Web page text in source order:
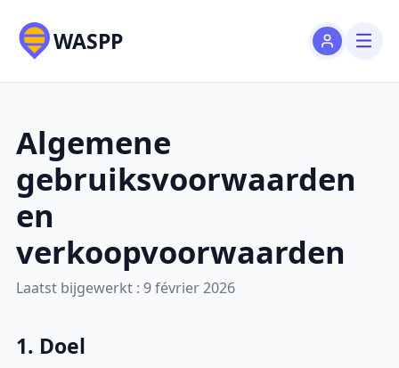
WASPP
Algemene
gebruiksvoorwaarden
en
verkoopvoorwaarden
Laatst bijgewerkt : 9 février 2026
1. Doel